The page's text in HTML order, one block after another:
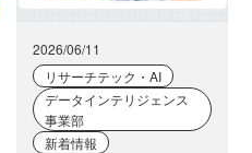
2026/06/11
リサーチテック・AI
データインテリジェンス
事業部
新着情報